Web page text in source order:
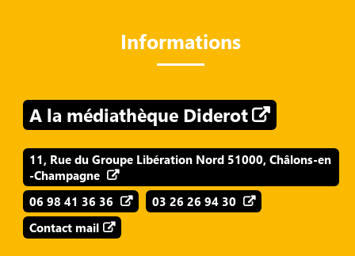
Informations
A la médiathèque Diderot
11, Rue du Groupe Libération Nord 51000, Châlons-en
-Champagne
06 98 41 36 36
03 26 26 94 30
Contact mail